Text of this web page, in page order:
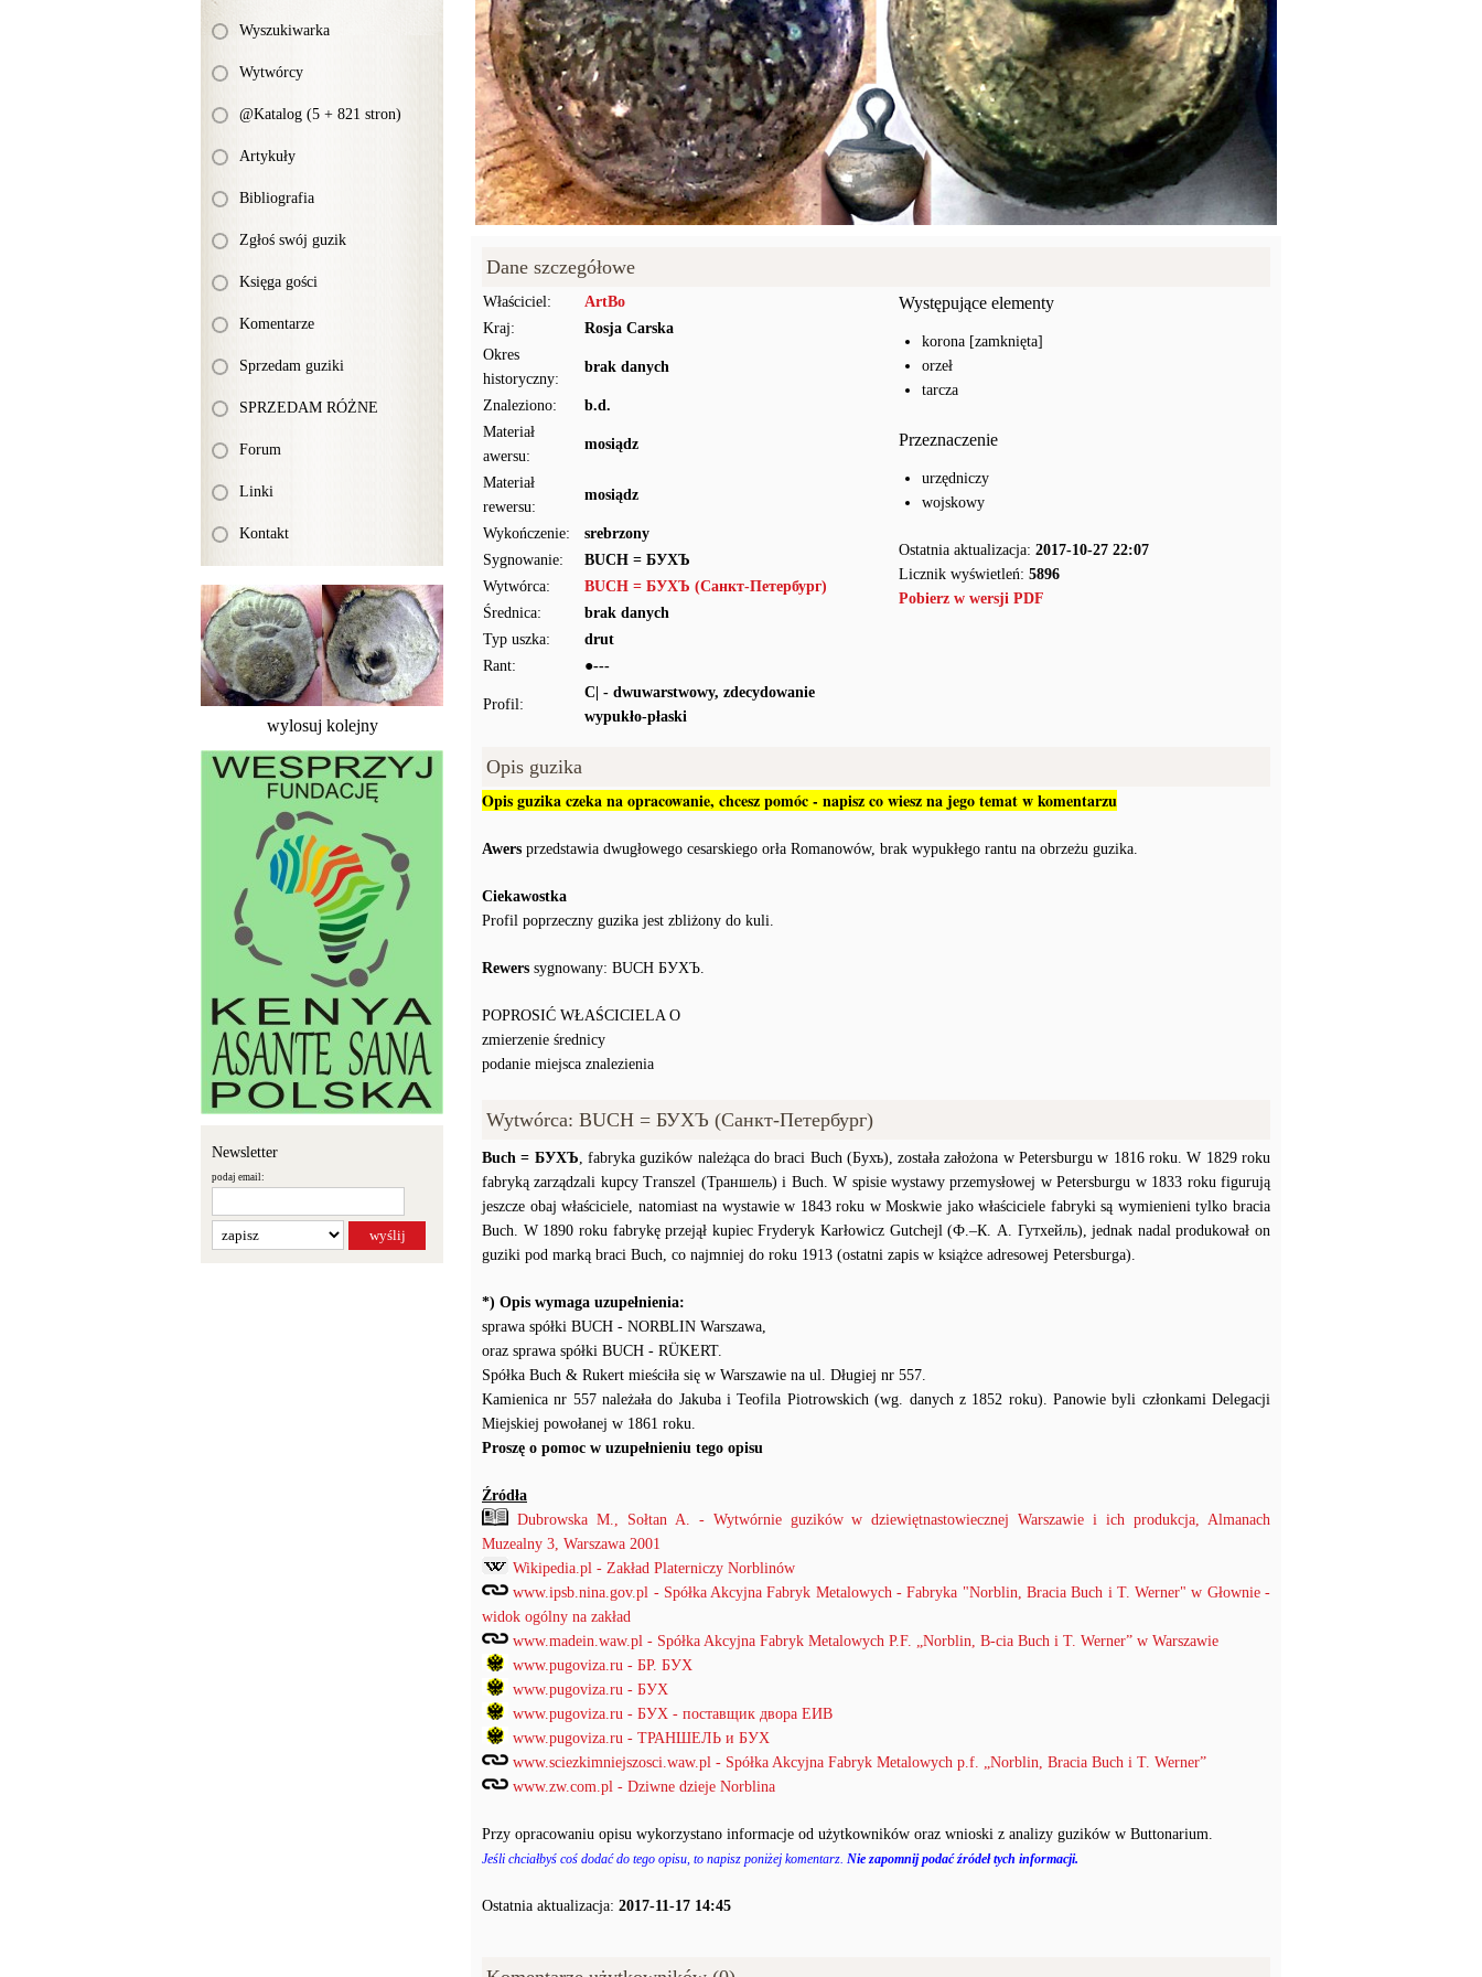
Wyszukiwarka
Wytwórcy
@Katalog (5 + 821 stron)
Artykuły
Bibliografia
Zgłoś swój guzik
Księga gości
Komentarze
Sprzedam guziki
SPRZEDAM RÓŻNE
Forum
Linki
Kontakt
wylosuj kolejny
Newsletter
podaj email:
Dane szczegółowe
Właściciel:
ArtBo
Kraj:
Rosja Carska
Okres
historyczny:
brak danych
Znaleziono:
b.d.
Materiał
awersu:
mosiądz
Materiał
rewersu:
mosiądz
Wykończenie:
srebrzony
Sygnowanie:
BUCH = БУХЪ
Wytwórca:
BUCH = БУХЪ (Санкт-Петербург)
Średnica:
brak danych
Typ uszka:
drut
Rant:
●---
Profil:
C| - dwuwarstwowy, zdecydowanie
wypukło-płaski
Występujące elementy
korona [zamknięta]
orzeł
tarcza
Przeznaczenie
urzędniczy
wojskowy
Ostatnia aktualizacja: 2017-10-27 22:07
Licznik wyświetleń: 5896
Pobierz w wersji PDF
Opis guzika
Opis guzika czeka na opracowanie, chcesz pomóc - napisz co wiesz na jego temat w komentarzu
Awers przedstawia dwugłowego cesarskiego orła Romanowów, brak wypukłego rantu na obrzeżu guzika.
Ciekawostka
Profil poprzeczny guzika jest zbliżony do kuli.
Rewers sygnowany: BUCH БУХЪ.
POPROSIĆ WŁAŚCICIELA O
zmierzenie średnicy
podanie miejsca znalezienia
Wytwórca: BUCH = БУХЪ (Санкт-Петербург)
Buch = БУХЪ, fabryka guzików należąca do braci Buch (Бухъ), została założona w Petersburgu w 1816 roku. W 1829 roku
fabryką zarządzali kupcy Transzel (Траншель) i Buch. W spisie wystawy przemysłowej w Petersburgu w 1833 roku figurują
jeszcze obaj właściciele, natomiast na wystawie w 1843 roku w Moskwie jako właściciele fabryki są wymienieni tylko bracia
Buch. W 1890 roku fabrykę przejął kupiec Fryderyk Karłowicz Gutchejl (Ф.–К. А. Гутхейль), jednak nadal produkował on
guziki pod marką braci Buch, co najmniej do roku 1913 (ostatni zapis w książce adresowej Petersburga).
*) Opis wymaga uzupełnienia:
sprawa spółki BUCH - NORBLIN Warszawa,
oraz sprawa spółki BUCH - RÜKERT.
Spółka Buch & Rukert mieściła się w Warszawie na ul. Długiej nr 557.
Kamienica nr 557 należała do Jakuba i Teofila Piotrowskich (wg. danych z 1852 roku). Panowie byli członkami Delegacji
Miejskiej powołanej w 1861 roku.
Proszę o pomoc w uzupełnieniu tego opisu
Źródła
Dubrowska M., Sołtan A. - Wytwórnie guzików w dziewiętnastowiecznej Warszawie i ich produkcja, Almanach
Muzealny 3, Warszawa 2001
Wikipedia.pl - Zakład Platerniczy Norblinów
www.ipsb.nina.gov.pl - Spółka Akcyjna Fabryk Metalowych - Fabryka "Norblin, Bracia Buch i T. Werner" w Głownie -
widok ogólny na zakład
www.madein.waw.pl - Spółka Akcyjna Fabryk Metalowych P.F. „Norblin, B-cia Buch i T. Werner” w Warszawie
www.pugoviza.ru - БР. БУХ
www.pugoviza.ru - БУХ
www.pugoviza.ru - БУХ - поставщик двора ЕИВ
www.pugoviza.ru - ТРАНШЕЛЬ и БУХ
www.sciezkimniejszosci.waw.pl - Spółka Akcyjna Fabryk Metalowych p.f. „Norblin, Bracia Buch i T. Werner”
www.zw.com.pl - Dziwne dzieje Norblina
Przy opracowaniu opisu wykorzystano informacje od użytkowników oraz wnioski z analizy guzików w Buttonarium.
Jeśli chciałbyś coś dodać do tego opisu, to napisz poniżej komentarz. Nie zapomnij podać źródeł tych informacji.
Ostatnia aktualizacja: 2017-11-17 14:45